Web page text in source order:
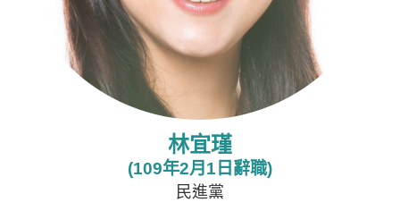
林宜瑾
(109年2月1日辭職)
民進黨